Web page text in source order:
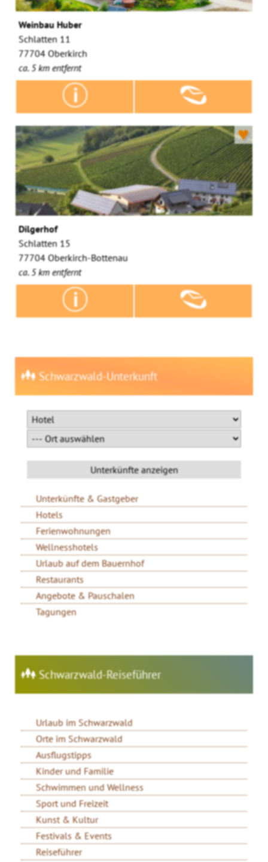
Weinbau Huber
Schlatten 11
77704 Oberkirch
ca. 5 km entfernt
♥
Dilgerhof
Schlatten 15
77704 Oberkirch-Bottenau
ca. 5 km entfernt
Schwarzwald-Unterkunft
Unterkünfte & Gastgeber
Hotels
Ferienwohnungen
Wellnesshotels
Urlaub auf dem Bauernhof
Restaurants
Angebote & Pauschalen
Tagungen
Schwarzwald-Reiseführer
Urlaub im Schwarzwald
Orte im Schwarzwald
Ausflugstipps
Kinder und Familie
Schwimmen und Wellness
Sport und Freizeit
Kunst & Kultur
Festivals & Events
Reiseführer